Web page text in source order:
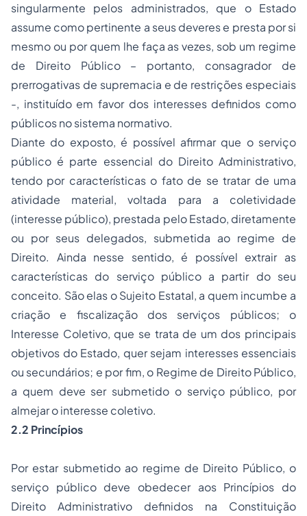
singularmente pelos administrados, que o Estado
assume como pertinente a seus deveres e presta por si
mesmo ou por quem lhe faça as vezes, sob um regime
de Direito Público – portanto, consagrador de
prerrogativas de supremacia e de restrições especiais
-, instituído em favor dos interesses definidos como
públicos no sistema normativo.
Diante do exposto, é possível afirmar que o serviço
público é parte essencial do Direito Administrativo,
tendo por características o fato de se tratar de uma
atividade material, voltada para a coletividade
(interesse público), prestada pelo Estado, diretamente
ou por seus delegados, submetida ao regime de
Direito. Ainda nesse sentido, é possível extrair as
características do serviço público a partir do seu
conceito. São elas oSujeito Estatal, a quem incumbe a
criação e fiscalização dos serviços públicos; o
Interesse Coletivo, que se trata de um dos principais
objetivos do Estado, quer sejam interesses essenciais
ou secundários; e por fim, o Regime de DireitoPúblico,
a quem deve ser submetido o serviço público, por
almejar o interesse coletivo.
2.2 Princípios
Por estar submetido ao regime de Direito Público, o
serviço público deve obedecer aos Princípios do
Direito Administrativo definidos na Constituição